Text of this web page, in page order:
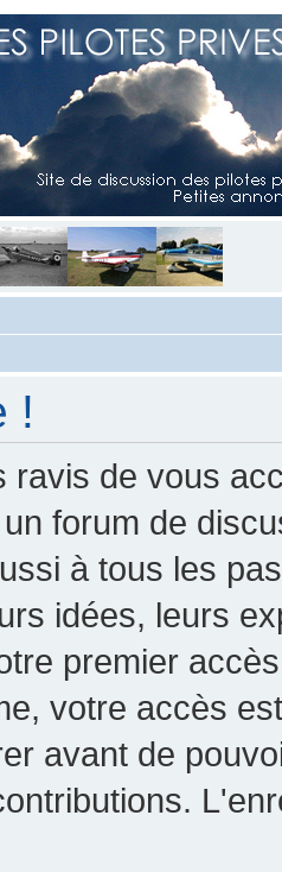
!
ravis de vous
forum de
à tous les
idées, leurs
premier
votre accès
avant de